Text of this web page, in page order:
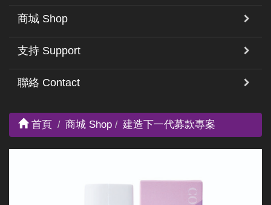
商城 Shop
支持 Support
聯絡 Contact
首頁 商城 Shop 建造下一代募款專案